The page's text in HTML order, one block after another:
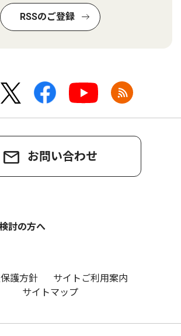
RSSのご登録
お問い合わせ
討の方へ
護方針
サイトご利用案内
サイトマップ